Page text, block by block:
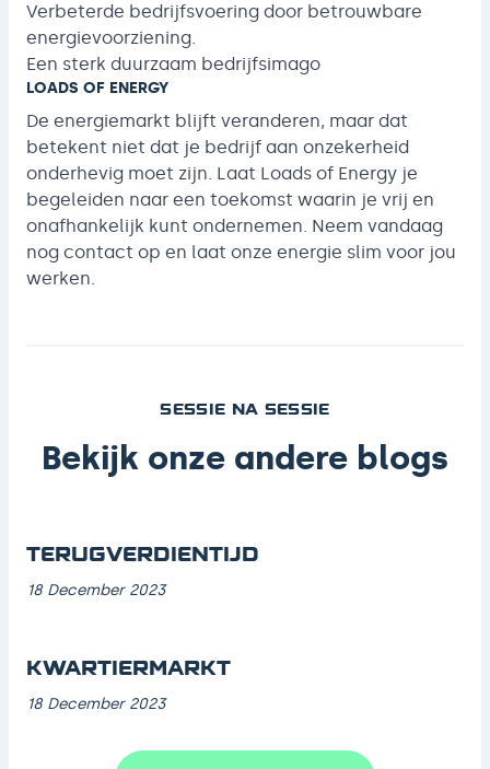
Verbeterde bedrijfsvoering door betrouwbare
energievoorziening.
Een sterk duurzaam bedrijfsimago
LOADS OF ENERGY
De energiemarkt blijft veranderen, maar dat
betekent niet dat je bedrijf aan onzekerheid
onderhevig moet zijn. Laat Loads of Energy je
begeleiden naar een toekomst waarin je vrij en
onafhankelijk kunt ondernemen. Neem vandaag
nog contact op en laat onze energie slim voor jou
werken.
SESSIE NA SESSIE
Bekijk onze andere blogs
TERUGVERDIENTIJD
18 December 2023
KWARTIERMARKT
18 December 2023